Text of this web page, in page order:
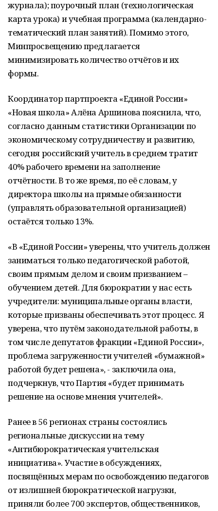
журнала); поурочный план (технологическая
карта урока) и учебная программа (календарно-
тематический план занятий). Помимо этого,
Минпросвещению предлагается
минимизировать количество отчётов и их
формы.
Координатор партпроекта «Единой России»
«Новая школа» Алёна Аршинова пояснила, что,
согласно данным статистики Организации по
экономическому сотрудничеству и развитию,
сегодня российский учитель в среднем тратит
40% рабочего времени на заполнение
отчётности. В то же время, по её словам, у
директора школы на прямые обязанности
(управлять образовательной организацией)
остаётся только 13%.
«В «Единой России» уверены, что учитель должен
заниматься только педагогической работой,
своим прямым делом и своим призванием –
обучением детей. Для бюрократии у нас есть
учредители: муниципальные органы власти,
которые призваны обеспечивать этот процесс. Я
уверена, что путём законодательной работы, в
том числе депутатов фракции «Единой России»,
проблема загруженности учителей «бумажной»
работой будет решена», - заключила она,
подчеркнув, что Партия «будет принимать
решение на основе мнения учителей».
Ранее в 56 регионах страны состоялись
региональные дискуссии на тему
«Антибюрократическая учительская
инициатива». Участие в обсуждениях,
посвящённых мерам по освобождению педагогов
от излишней бюрократической нагрузки,
приняли более 700 экспертов, общественников,